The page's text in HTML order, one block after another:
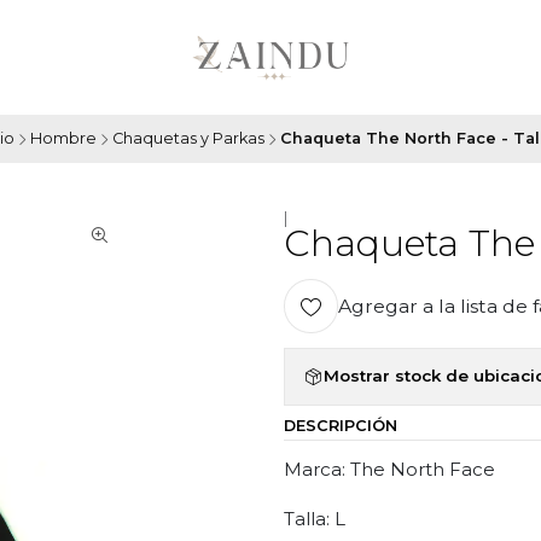
Hombre Chaquetas y Parkas Chaqueta The North Face -
Chaqueta
Agregar a la lista de
Mostrar stock de
DESCRIPCIÓN
Marca: The North Face
Talla: L